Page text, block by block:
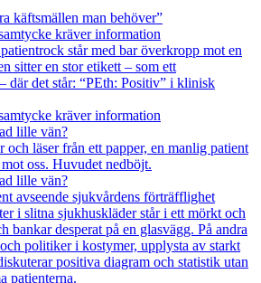
käftsmällen man behöver”
kräver information
kräver information
lille vän?
lille vän?
avseende sjukvårdens förträfflighet